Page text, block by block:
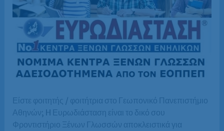
Είστε φοιτητής / φοιτήτρια στο Γεωπονικό Πανεπιστήμιο
Αθηνών; H Ευρωδιάσταση είναι το δικό σου
Φροντιστήριο Ξένων Γλωσσών αποκλειστικά για